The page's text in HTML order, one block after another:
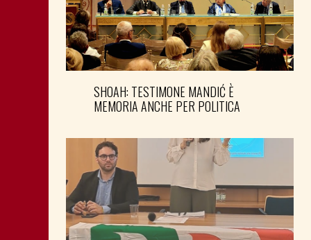
SHOAH: TESTIMONE MANDIĆ È
MEMORIA ANCHE PER POLITICA